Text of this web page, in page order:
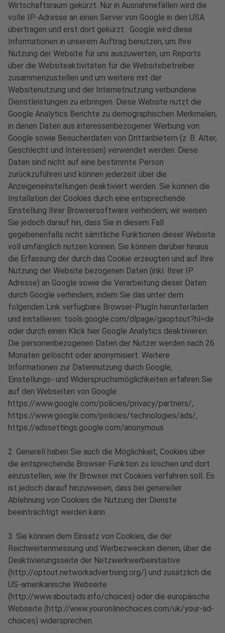
Wirtschaftsraum gekürzt. Nur in Ausnahmefällen wird die
volle IP-Adresse an einen Server von Google in den USA
übertragen und erst dort gekürzt. Google wird diese
Informationen in unserem Auftrag benutzen, um Ihre
Nutzung der Website für uns auszuwerten, um Reports
über die Websiteaktivitäten für die Websitebetreiber
zusammenzustellen und um weitere mit der
Websitenutzung und der Internetnutzung verbundene
Dienstleistungen zu erbringen. Diese Website nutzt die
Google Analytics Berichte zu demographischen Merkmalen,
in denen Daten aus interessenbezogener Werbung von
Google sowie Besucherdaten von Drittanbietern (z. B. Alter,
Geschlecht und Interessen) verwendet werden. Diese
Daten sind nicht auf eine bestimmte Person
zurückzuführen und können jederzeit über die
Anzeigeneinstellungen deaktiviert werden. Sie können die
Installation der Cookies durch eine entsprechende
Einstellung Ihrer Browsersoftware verhindern; wir weisen
Sie jedoch darauf hin, dass Sie in diesem Fall
gegebenenfalls nicht sämtliche Funktionen dieser Website
voll umfänglich nutzen können. Sie können darüber hinaus
die Erfassung der durch das Cookie erzeugten und auf Ihre
Nutzung der Website bezogenen Daten (inkl. Ihrer IP
Adresse) an Google sowie die Verarbeitung dieser Daten
durch Google verhindern, indem Sie das unter dem
folgenden Link verfügbare Browser-PlugIn herunterladen
und installieren: tools.google.com/dlpage/gaoptout?hl=de
oder durch einen Klick hier Google Analytics deaktivieren.
Die personenbezogenen Daten der Nutzer werden nach 26
Monaten gelöscht oder anonymisiert. Weitere
Informationen zur Datennutzung durch Google,
Einstellungs- und Widerspruchsmöglichkeiten erfahren Sie
auf den Webseiten von Google:
https://www.google.com/policies/privacy/partners/,
https://www.google.com/policies/technologies/ads/,
https://adssettings.google.com/anonymous
2. Generell haben Sie auch die Möglichkeit, Cookies über
die entsprechende Browser-Funktion zu löschen und dort
einzustellen, wie Ihr Browser mit Cookies verfahren soll. Es
ist jedoch darauf hinzuweisen, dass bei genereller
Ablehnung von Cookies die Nutzung der Dienste
beeinträchtigt werden kann.
3. Sie können dem Einsatz von Cookies, die der
Reichweitenmessung und Werbezwecken dienen, über die
Deaktivierungsseite der Netzwerkwerbeinitiative
(http://optout.networkadvertising.org/) und zusätzlich die
US-amerikanische Webseite
(http://www.aboutads.info/choices) oder die europäische
Webseite (http://www.youronlinechoices.com/uk/your-ad-
choices) widersprechen.